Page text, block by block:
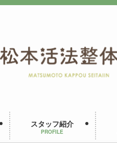
スタッフ紹介
PROFILE